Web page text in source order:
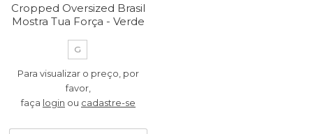
Cropped Oversized Brasil
Mostra Tua Força - Verde
G
Para visualizar o preço, por
favor,
faça login ou cadastre-se